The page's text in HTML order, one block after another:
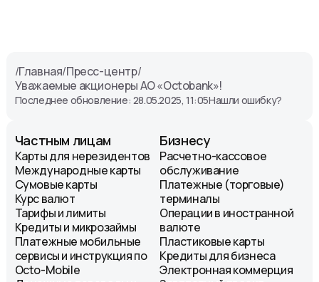
/Главная/Пресс-центр/
Уважаемые акционеры АО «Octobank»!
Последнее обновление: 28.05.2025, 11:05Нашли ошибку?
Частным лицам
Карты для нерезидентов
Международные карты
Сумовые карты
Курс валют
Тарифы и лимиты
Кредиты и микрозаймы
Платежные мобильные
сервисы и инструкция по
Octo-Mobile
Бизнесу
Расчетно-кассовое
обслуживание
Платежные (торговые)
терминалы
Операции в иностранной
валюте
Пластиковые карты
Кредиты для бизнеса
Электронная коммерция